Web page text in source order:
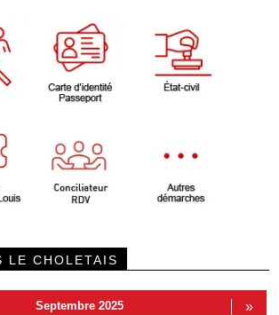
LE CHOLETAIS
Septembre 2025 »